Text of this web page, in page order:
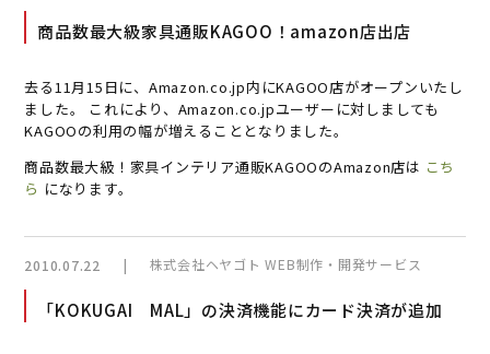
商品数最大級家具通販KAGOO！amazon店出店
去る11月15日に、Amazon.co.jp内にKAGOO店がオープンいたし
ました。 これにより、Amazon.co.jpユーザーに対しましても
KAGOOの利用の幅が増えることとなりました。
商品数最大級！家具インテリア通販KAGOOのAmazon店は こち
ら になります。
2010.07.22 | 株式会社ヘヤゴト WEB制作・開発サービス
「KOKUGAI MAL」の決済機能にカード決済が追加